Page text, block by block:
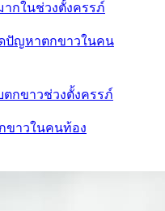
กในช่วงตั้งครรภ์
ปัญหาตกขาวในคน
ตกขาวช่วงตั้งครรภ์
ขาวในคนท้อง